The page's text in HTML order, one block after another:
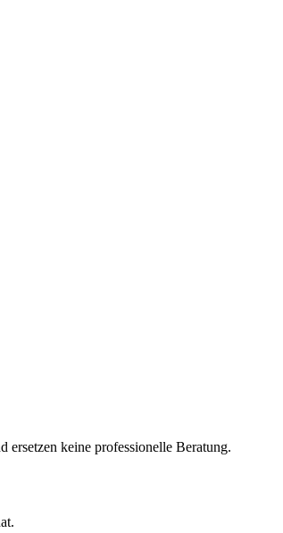
keine professionelle Beratung.